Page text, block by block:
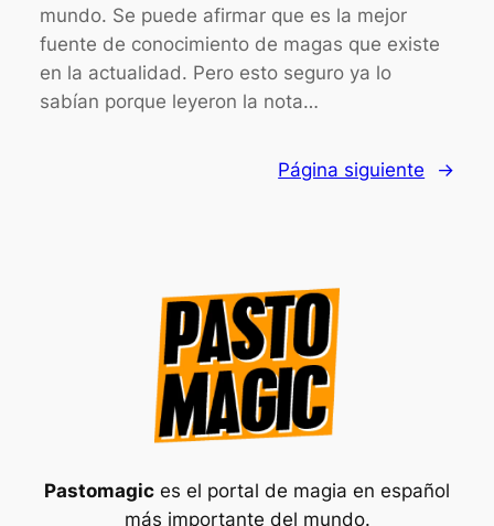
mundo. Se puede afirmar que es la mejor
fuente de conocimiento de magas que existe
en la actualidad. Pero esto seguro ya lo
sabían porque leyeron la nota…
Página siguiente →
Pastomagic es el portal de magia en español
más importante del mundo.